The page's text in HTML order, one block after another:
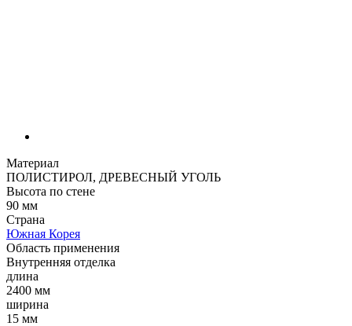
Материал
ПОЛИСТИРОЛ, ДРЕВЕСНЫЙ УГОЛЬ
Высота по стене
90 мм
Страна
Южная Корея
Область применения
Внутренняя отделка
длина
2400 мм
ширина
15 мм